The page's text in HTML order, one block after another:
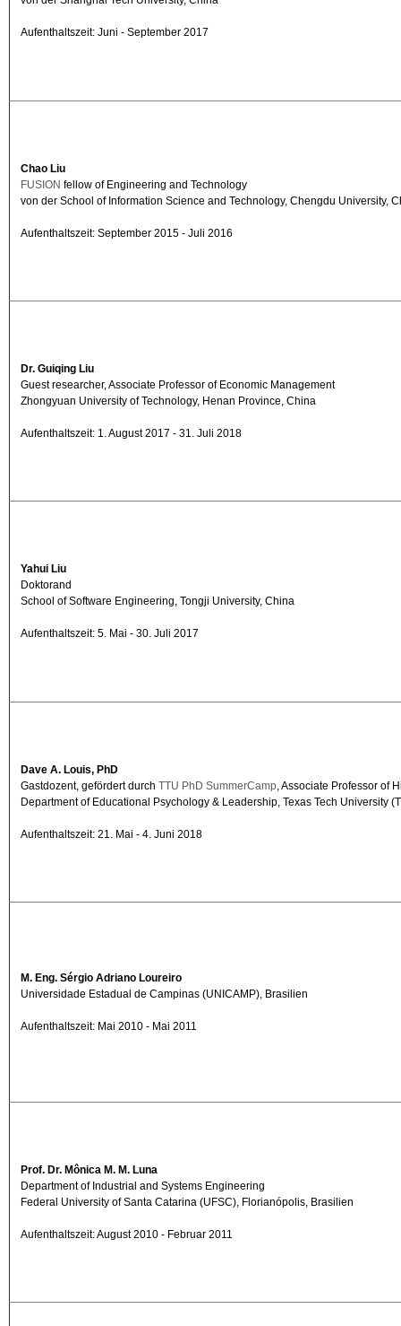
Aufenthaltszeit: Juni - September 2017
Chao Liu
FUSION fellow of Engineering and Technology
von der School of Information Science and Technology, Chengdu University,
Aufenthaltszeit: September 2015 - Juli 2016
Dr. Guiqing Liu
Guest researcher, Associate Professor of Economic Management
Zhongyuan University of Technology, Henan Province, China
Aufenthaltszeit: 1.August2017 - 31. Juli 2018
Yahui Liu
Doktorand
School of Software Engineering, Tongji University, China
Aufenthaltszeit: 5. Mai - 30. Juli 2017
Dave A. Louis, PhD
Gastdozent, gefördert durch TTU PhD SummerCamp, Associate Professor of
Department of Educational Psychology & Leadership, Texas Tech University
Aufenthaltszeit: 21. Mai - 4. Juni 2018
M. Eng. Sérgio Adriano Loureiro
Universidade Estadual de Campinas (UNICAMP), Brasilien
Aufenthaltszeit: Mai 2010 - Mai 2011
Prof. Dr. Mônica M. M. Luna
Department of Industrial and Systems Engineering
Federal University of Santa Catarina (UFSC), Florianópolis, Brasilien
Aufenthaltszeit: August 2010 - Februar 2011